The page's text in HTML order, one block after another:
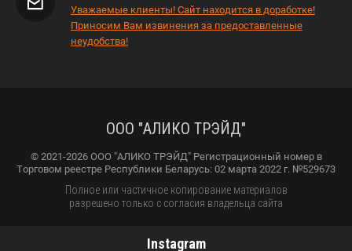
Уважаемые клиенты! Сайт находится в доработке!
Приносим Вам извинения за предоставленные
неудобства!
ООО "АЛИКО ТРЭЙД"
© 2021-2026 ООО "АЛИКО ТРЭЙД" Регистрационный номер в
Торговом реестре Республики Беларусь: 02 марта 2022 г. №529673
Полное или частичное копирование материалов
разрешено только с согласия владельца сайта
Instagram